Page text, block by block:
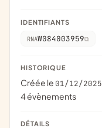
IDENTIFIANTS
RNAW084003959
HISTORIQUE
Créée le 01/12/2025
4 évènements
DÉTAILS